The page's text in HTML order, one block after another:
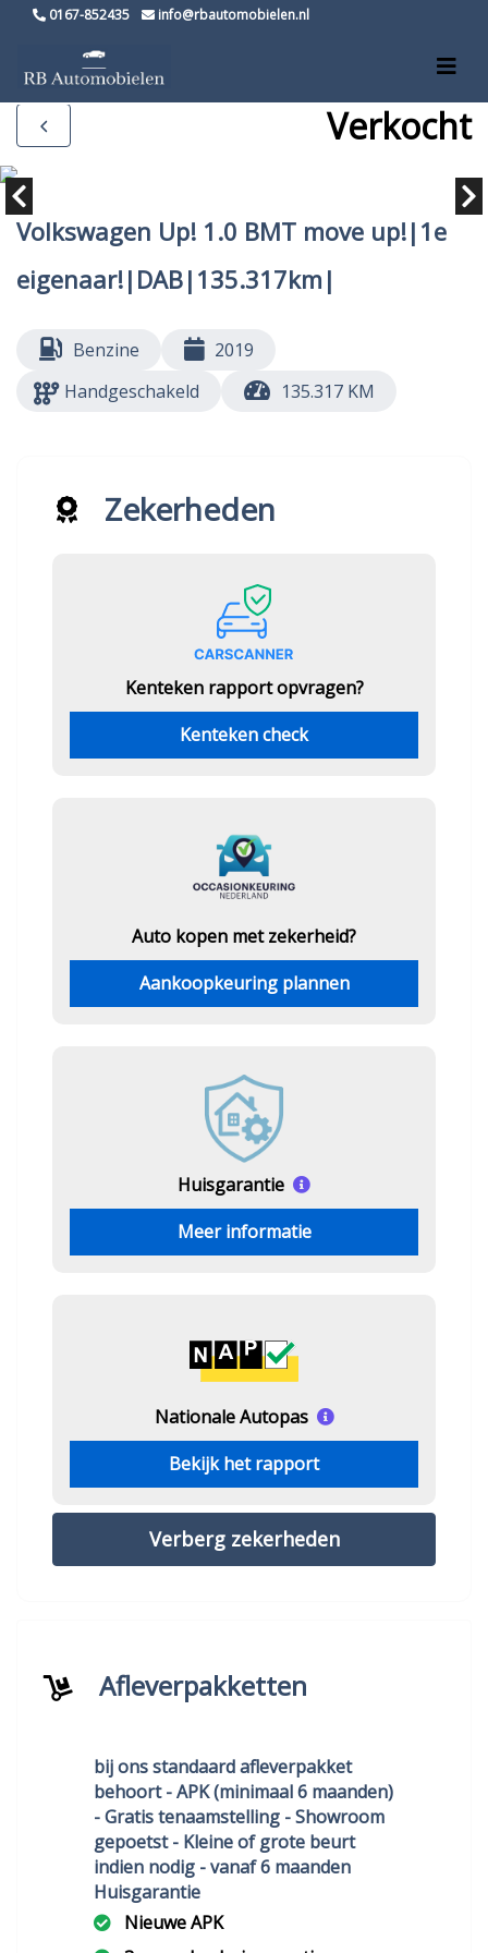
0167-852435 info@rbautomobielen.nl
Verkocht
Volkswagen Up! 1.0 BMT move up!|1e
eigenaar!|DAB|135.317km|
Benzine
2019
Handgeschakeld
135.317 KM
Zekerheden
Kenteken rapport opvragen?
Kenteken check
Auto kopen met zekerheid?
Aankoopkeuring plannen
Huisgarantie
Meer informatie
Nationale Autopas
Bekijk het rapport
Verberg zekerheden
Afleverpakketten
bij ons standaard afleverpakket
behoort - APK (minimaal 6 maanden)
- Gratis tenaamstelling - Showroom
gepoetst - Kleine of grote beurt
indien nodig - vanaf 6 maanden
Huisgarantie
Nieuwe APK